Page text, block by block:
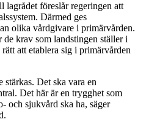
lagrådet föreslår regeringen att
Därmed ges
olika vårdgivare i primärvården.
krav som landstingen ställer i
att etablera sig i primärvården
stärkas. Det ska vara en
Det här är en trygghet som
och sjukvård ska ha, säger